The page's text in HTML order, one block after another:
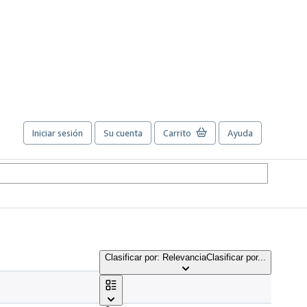
Iniciar sesión Su cuenta Carrito Ayuda
Clasificar por: RelevanciaClasificar por...